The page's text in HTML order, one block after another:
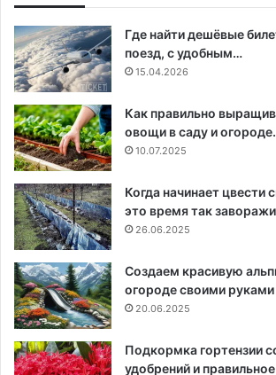
Где найти дешёвые
поезд, с удобным…
15.04.2026
Как правильно
овощи в саду и
10.07.2025
Когда начинает цвести
это время так
26.06.2025
Создаем красивую
огороде своими руками
20.06.2025
Подкормка гортензии
удобрений и